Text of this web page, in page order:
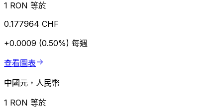
1 RON 等於
0.177964 CHF
+0.0009 (0.50%) 每週
查看圖表
中國元，人民幣
1 RON 等於